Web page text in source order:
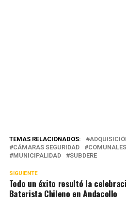
TEMAS RELACIONADOS:
CÁMARAS SEGURIDAD
COMUNALES
MUNICIPALIDAD
SUBDERE
SIGUIENTE
Todo un éxito resultó la
Baterista Chileno en Andacollo